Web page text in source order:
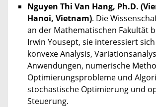
Nguyen Thi Van Hang, Ph.D.
Hanoi, Vietnam). Die
an der Mathematischen Fakultät
Irwin Yousept, sie interessiert
konvexe Analysis,
Anwendungen, numerische
Optimierungsprobleme und
stochastische Optimierung und
Steuerung.